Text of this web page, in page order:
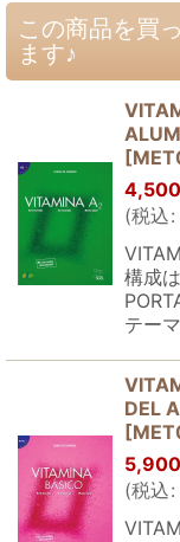
この商品を買
ます♪
[
4,500
(税込:
構成
テー
DEL
[
5,900
(税込: